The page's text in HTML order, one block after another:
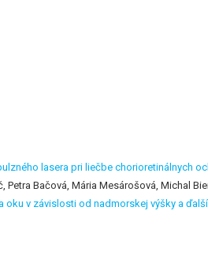
lasera pri liečbe chorioretinálnych
Petra Bačová, Mária Mesárošová, Michal
oku v závislosti od nadmorskej výšky a